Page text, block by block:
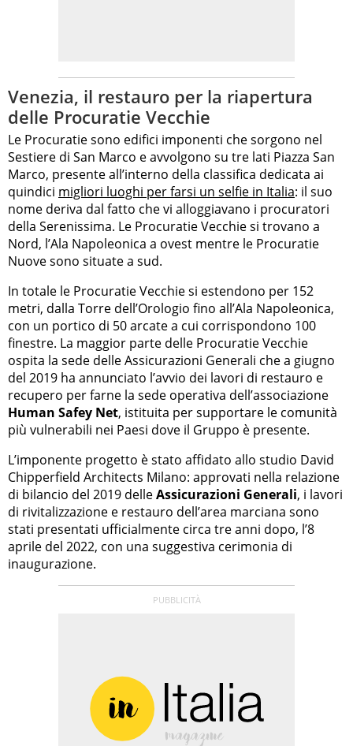
Venezia, il restauro per la riapertura
delle Procuratie Vecchie
Le Procuratie sono edifici imponenti che sorgono nel
Sestiere di San Marco e avvolgono su tre lati Piazza San
Marco, presente all’interno della classifica dedicata ai
quindici migliori luoghi per farsi un selfie in Italia: il suo
nome deriva dal fatto che vi alloggiavano i procuratori
della Serenissima. Le Procuratie Vecchie si trovano a
Nord, l’Ala Napoleonica a ovest mentre le Procuratie
Nuove sono situate a sud.
In totale le Procuratie Vecchie si estendono per 152
metri, dalla Torre dell’Orologio fino all’Ala Napoleonica,
con un portico di 50 arcate a cui corrispondono 100
finestre. La maggior parte delle Procuratie Vecchie
ospita la sede delle Assicurazioni Generali che a giugno
del 2019 ha annunciato l’avvio dei lavori di restauro e
recupero per farne la sede operativa dell’associazione
Human Safey Net, istituita per supportare le comunità
più vulnerabili nei Paesi dove il Gruppo è presente.
L’imponente progetto è stato affidato allo studio David
Chipperfield Architects Milano: approvati nella relazione
di bilancio del 2019 delleAssicurazioni Generali, i lavori
di rivitalizzazione e restauro dell’area marciana sono
stati presentati ufficialmente circa tre anni dopo, l’8
aprile del 2022, con una suggestiva cerimonia di
inaugurazione.